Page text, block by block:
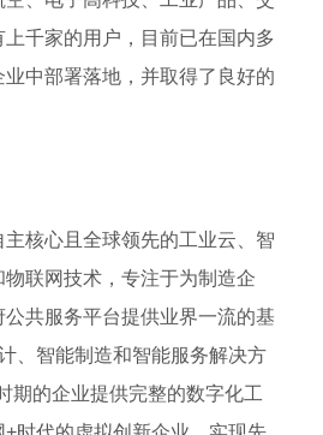
千家的用户，目前已在国内多
中部署落地，并取得了良好的
核心且全球领先的工业云、智
联网技术，专注于为制造企
共服务平台提供业界一流的基
、智能制造和智能服务解决方
期的企业提供完整的数字化工